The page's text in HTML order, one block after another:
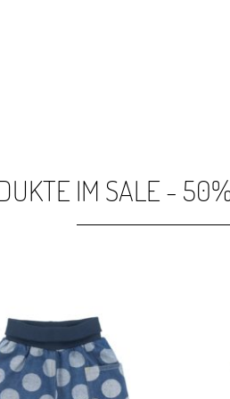
IM SALE -